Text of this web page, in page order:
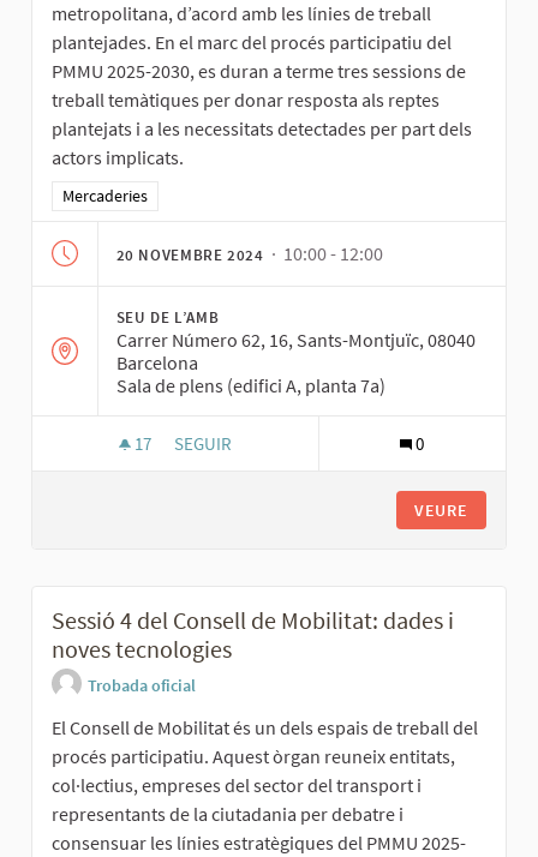
metropolitana, d’acord amb les línies de treball
plantejades. En el marc del procés participatiu del
PMMU 2025-2030, es duran a terme tres sessions de
treball temàtiques per donar resposta als reptes
plantejats i a les necessitats detectades per part dels
actors implicats.
Resultats al filtrar per la categoria: Mercaderies
Mercaderies
20 NOVEMBRE 2024 · 10:00 - 12:00
SEU DE L’AMB
Carrer Número 62, 16, Sants-Montjuïc, 08040
Barcelona
Sala de plens (edifici A, planta 7a)
17 17 SEGUIDORES
SEGUIR 0
VEURE
Sessió 4 del Consell de Mobilitat: dades i
noves tecnologies
Trobada oficial
El Consell de Mobilitat és un dels espais de treball del
procés participatiu. Aquest òrgan reuneix entitats,
col·lectius, empreses del sector del transport i
representants de la ciutadania per debatre i
consensuar les línies estratègiques del PMMU 2025-